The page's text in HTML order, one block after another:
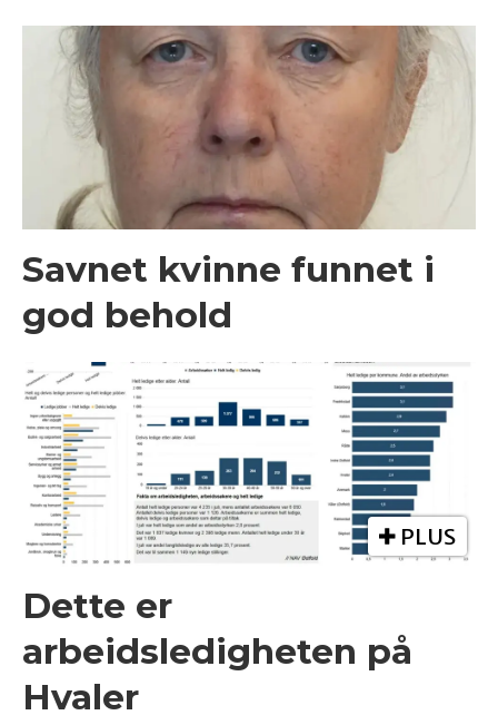
Savnet kvinne funnet i
god behold
PLUS
Dette er
arbeidsledigheten på
Hvaler